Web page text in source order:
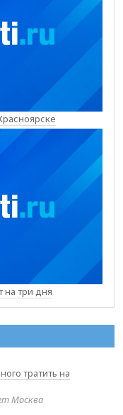
на три дня
тратить на
Москва